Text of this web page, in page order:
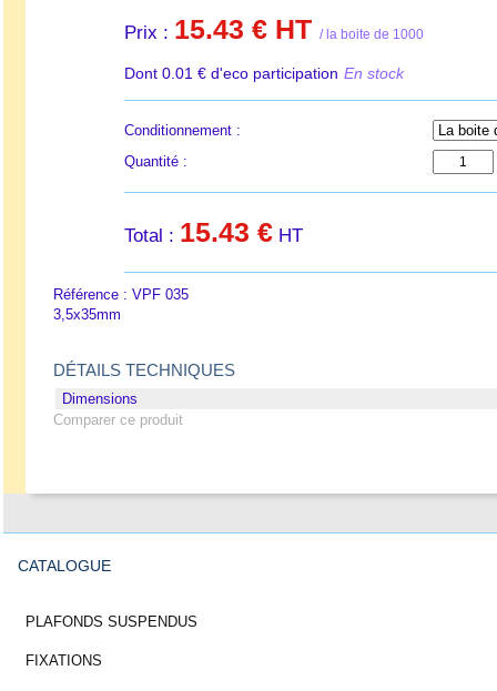
Prix : 15.43 €HT / la boite de 1000
Dont 0.01 € d'eco participation En stock
Conditionnement :
Quantité :
Total : 15.43 €HT
Référence : VPF 035
3,5x35mm
DÉTAILS TECHNIQUES
Dimensions
Comparer ce produit
CATALOGUE
PLAFONDS SUSPENDUS
FIXATIONS